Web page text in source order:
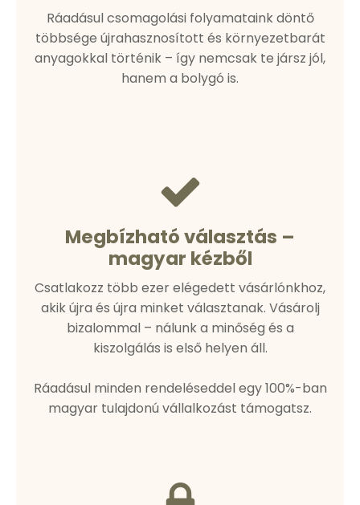
Ráadásul csomagolási folyamataink döntő
többsége újrahasznosított és környezetbarát
anyagokkal történik – így nemcsak te jársz jól,
hanem a bolygó is.
Megbízható választás –
magyar kézből
Csatlakozz több ezer elégedett vásárlónkhoz,
akik újra és újra minket választanak. Vásárolj
bizalommal – nálunk a minőség és a
kiszolgálás is első helyen áll.
Ráadásul minden rendeléseddel egy 100%-ban
magyar tulajdonú vállalkozást támogatsz.